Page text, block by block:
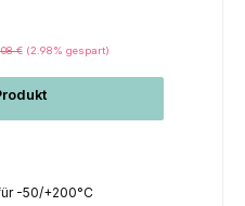
€ (2.98% gespart)